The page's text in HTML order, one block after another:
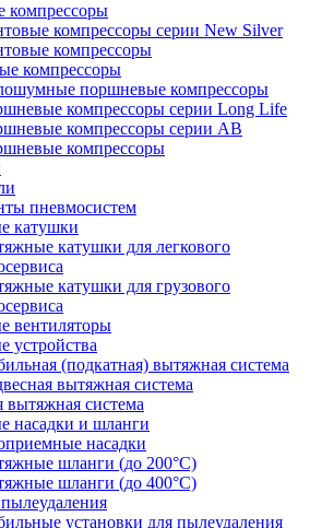
компрессоры
компрессоры серии New Silver
компрессоры
компрессоры
поршневые компрессоры
компрессоры серии Long Life
компрессоры серии AB
компрессоры
пневмосистем
катушки
катушки для легкового
катушки для грузового
вентиляторы
устройства
(подкатная) вытяжная система
вытяжная система
вытяжная система
насадки и шланги
насадки
шланги (до 200°C)
шланги (до 400°C)
установки для пылеудаления